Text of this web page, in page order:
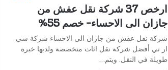
ارخص 37 شركة نقل عفش من
جازان الى الاحساء- خصم 55%
شركة نقل عفش من جازان الى الاحساء شركة سي
ار تي أفضل شركة نقل اثاث متخصصة ولديها خبرة
طويلة في النقل. ويتم…